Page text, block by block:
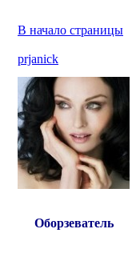
В начало страницы
prjanick
Оборзеватель